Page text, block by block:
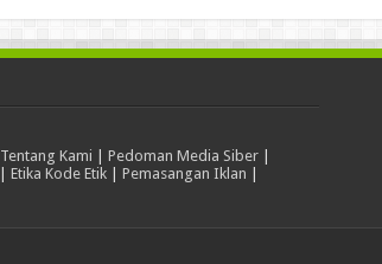
Tentang Kami | Pedoman Media Siber|
|Etika Kode Etik |Pemasangan Iklan |